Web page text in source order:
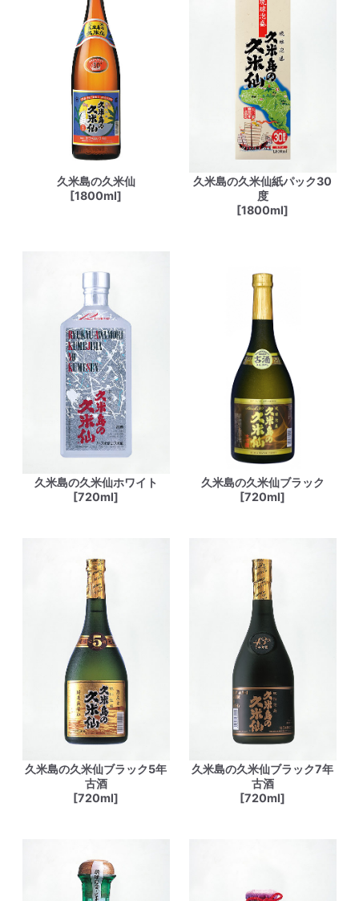
久米島の久米仙
[1800ml]
久米島の久米仙紙パック30
度
[1800ml]
久米島の久米仙ホワイト
[720ml]
久米島の久米仙ブラック
[720ml]
久米島の久米仙ブラック5年
古酒
[720ml]
久米島の久米仙ブラック7年
古酒
[720ml]